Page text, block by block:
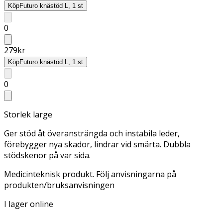
KöpFuturo knästöd L, 1 st
0
279kr
KöpFuturo knästöd L, 1 st
0
Storlek large
Ger stöd åt överansträngda och instabila leder,
förebygger nya skador, lindrar vid smärta. Dubbla
stödskenor på var sida.
Medicinteknisk produkt. Följ anvisningarna på
produkten/bruksanvisningen
I lager online